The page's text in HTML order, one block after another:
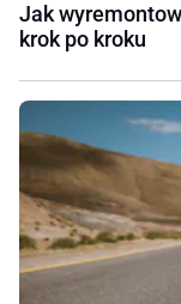
Jak
krok po kroku